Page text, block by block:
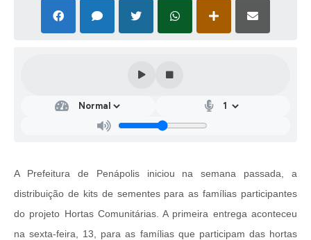
A Prefeitura de Penápolis iniciou na semana passada, a
distribuição de kits de sementes para as famílias participantes
do projeto Hortas Comunitárias. A primeira entrega aconteceu
na sexta-feira, 13, para as famílias que participam das hortas